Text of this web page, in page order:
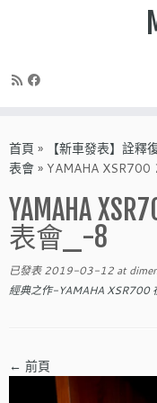
to
content
首頁 »
【新車發表】詮
表會 » YAMAHA
YAMAHA
表會_-8
已發表 2019-03-12 at
經典之作-YAMAHA XSR700
← 前頁